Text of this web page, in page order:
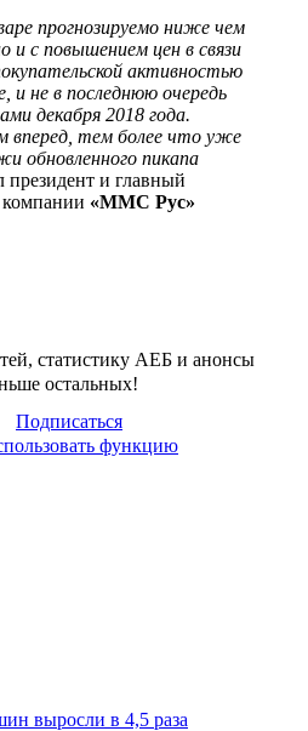
прогнозируемо ниже чем
и с повышением цен в связи
активностью
и не в последнюю очередь
декабря 2018 года.
тем более что уже
обновленного пикапа
президент и главный
«ММС Рус»
статистику АЕБ и анонсы
остальных!
Подписаться
выросли в 4,5 раза